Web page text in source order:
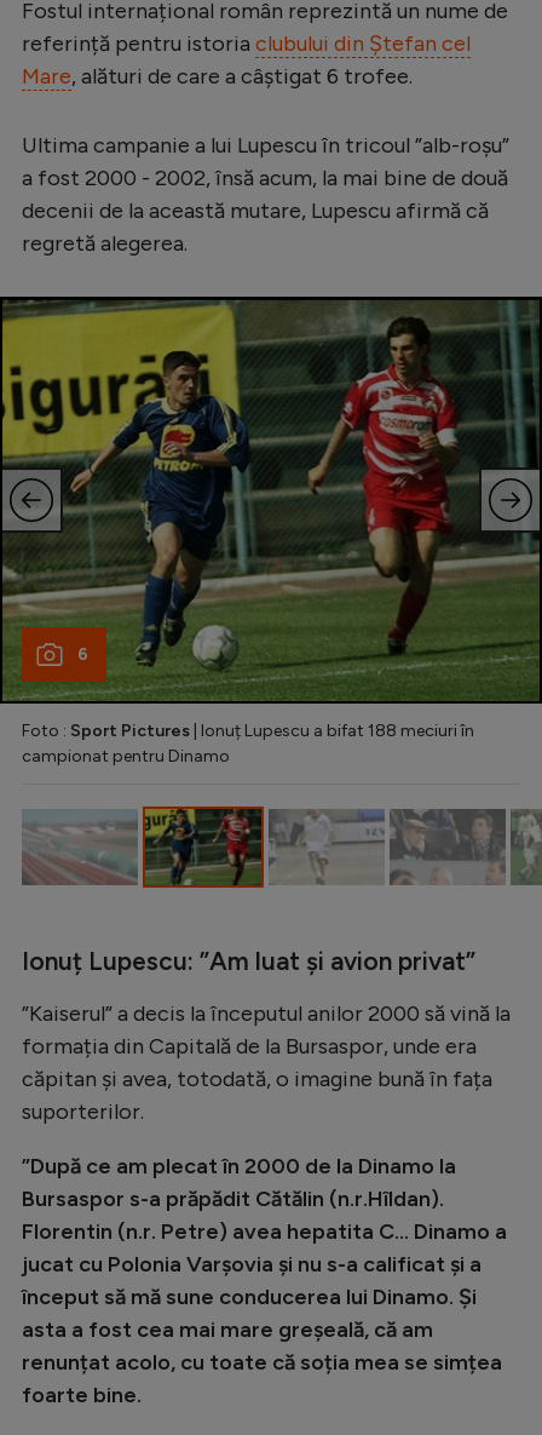
Bundesliga
Ligue 1
Starurile fotbalului
EURO 2024
Tenis
Handbal
Natație
Formula 1
Gimnastică
Auto
Rugby
Ciclism
Alte sporturi
JO 2024
JO 2026
Intră în cont
Creează cont
Fostul internațional român reprezintă un nume de
referință pentru istoria clubului din Ștefan cel
Mare, alături de care a câștigat 6 trofee.
Ultima campanie a lui Lupescu în tricoul ”alb-roșu”
a fost 2000 - 2002, însă acum, la mai bine de două
decenii de la această mutare, Lupescu afirmă că
regretă alegerea.
6
Foto : Sport Pictures | Ionuț Lupescu a bifat 188 meciuri în
campionat pentru Dinamo
Ionuț Lupescu: ”Am luat și avion privat”
”Kaiserul” a decis la începutul anilor 2000 să vină la
formația din Capitală de la Bursaspor, unde era
căpitan și avea, totodată, o imagine bună în fața
suporterilor.
”După ce am plecat în 2000 de la Dinamo la
Bursaspor s-a prăpădit Cătălin (n.r.Hîldan).
Florentin (n.r. Petre) avea hepatita C... Dinamo a
jucat cu Polonia Varșovia și nu s-a calificat și a
început să mă sune conducerea lui Dinamo. Și
asta a fost cea mai mare greșeală, că am
renunțat acolo, cu toate că soția mea se simțea
foarte bine.